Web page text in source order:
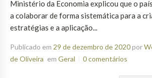
Ministério da Economia explicou que o
a colaborar de forma sistemática para a
estratégias e a aplicação...
Publicado em 29 de dezembro de 2020por
de Oliveira em Geral 0 comentários